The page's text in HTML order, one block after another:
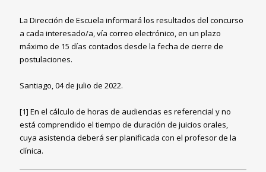
La Dirección de Escuela informará los resultados del concurso
a cada interesado/a, vía correo electrónico, en un plazo
máximo de 15 días contados desde la fecha de cierre de
postulaciones.
Santiago, 04 de julio de 2022.
[1] En el cálculo de horas de audiencias es referencial y no
está comprendido el tiempo de duración de juicios orales,
cuya asistencia deberá ser planificada con el profesor de la
clínica.